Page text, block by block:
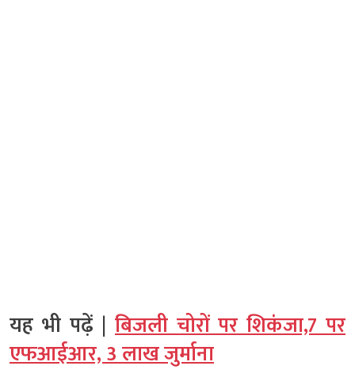
यह भी पढ़ें | बिजली चोरों पर शिकंजा,7 पर
एफआईआर, 3 लाख जुर्माना